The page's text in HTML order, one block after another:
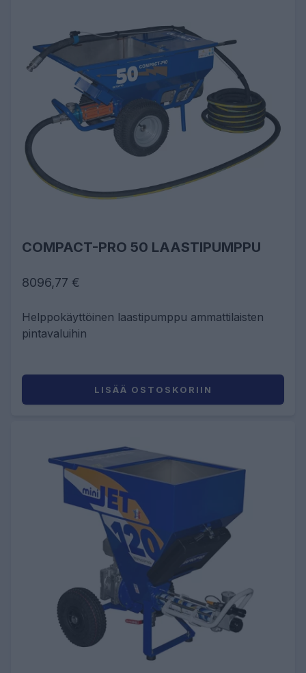
COMPACT-PRO 50 LAASTIPUMPPU
8096,77 €
Helppokäyttöinen laastipumppu ammattilaisten
pintavaluihin
LISÄÄ OSTOSKORIIN